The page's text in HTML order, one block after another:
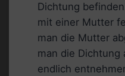
Dichtung
mit einer Mutter
man die Mutter
man die Dichtung
endlich